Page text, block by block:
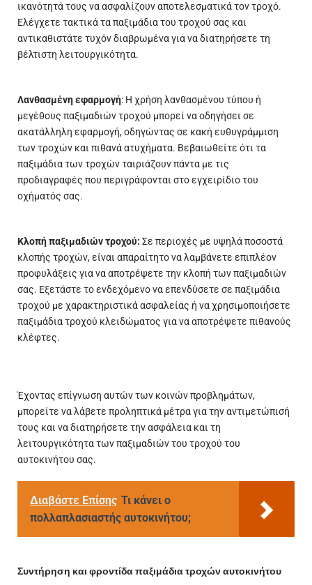
ικανότητά τους να ασφαλίζουν αποτελεσματικά τον τροχό.
Ελέγχετε τακτικά τα παξιμάδια του τροχού σας και
αντικαθιστάτε τυχόν διαβρωμένα για να διατηρήσετε τη
βέλτιστη λειτουργικότητα.
Λανθασμένη εφαρμογή: Η χρήση λανθασμένου τύπου ή
μεγέθους παξιμαδιών τροχού μπορεί να οδηγήσει σε
ακατάλληλη εφαρμογή, οδηγώντας σε κακή ευθυγράμμιση
των τροχών και πιθανά ατυχήματα. Βεβαιωθείτε ότι τα
παξιμάδια των τροχών ταιριάζουν πάντα με τις
προδιαγραφές που περιγράφονται στο εγχειρίδιο του
οχήματός σας.
Κλοπή παξιμαδιών τροχού: Σε περιοχές με υψηλά ποσοστά
κλοπής τροχών, είναι απαραίτητο να λαμβάνετε επιπλέον
προφυλάξεις για να αποτρέψετε την κλοπή των παξιμαδιών
σας. Εξετάστε το ενδεχόμενο να επενδύσετε σε παξιμάδια
τροχού με χαρακτηριστικά ασφαλείας ή να χρησιμοποιήσετε
παξιμάδια τροχού κλειδώματος για να αποτρέψετε πιθανούς
κλέφτες.
Έχοντας επίγνωση αυτών των κοινών προβλημάτων,
μπορείτε να λάβετε προληπτικά μέτρα για την αντιμετώπισή
τους και να διατηρήσετε την ασφάλεια και τη
λειτουργικότητα των παξιμαδιών του τροχού του
αυτοκινήτου σας.
Διαβάστε Επίσης Τι κάνει ο
πολλαπλασιαστής αυτοκινήτου;
Συντήρηση και φροντίδα παξιμάδια τροχών αυτοκινήτου